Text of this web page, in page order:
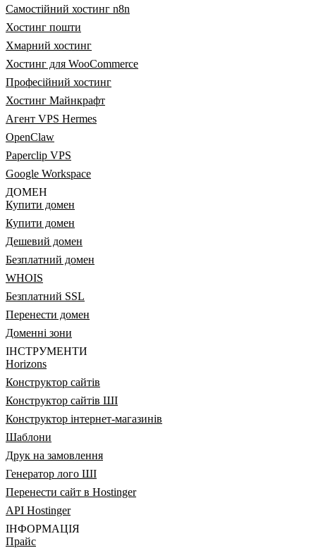
Самостійний хостинг n8n
Хостинг пошти
Хмарний хостинг
Хостинг для WooCommerce
Професійний хостинг
Хостинг Майнкрафт
Агент VPS Hermes
OpenClaw
Paperclip VPS
Google Workspace
ДОМЕН
Купити домен
Купити домен
Дешевий домен
Безплатний домен
WHOIS
Безплатний SSL
Перенести домен
Доменні зони
ІНСТРУМЕНТИ
Horizons
Конструктор сайтів
Конструктор сайтів ШІ
Конструктор інтернет-магазинів
Шаблони
Друк на замовлення
Генератор лого ШІ
Перенести сайт в Hostinger
API Hostinger
ІНФОРМАЦІЯ
Прайс